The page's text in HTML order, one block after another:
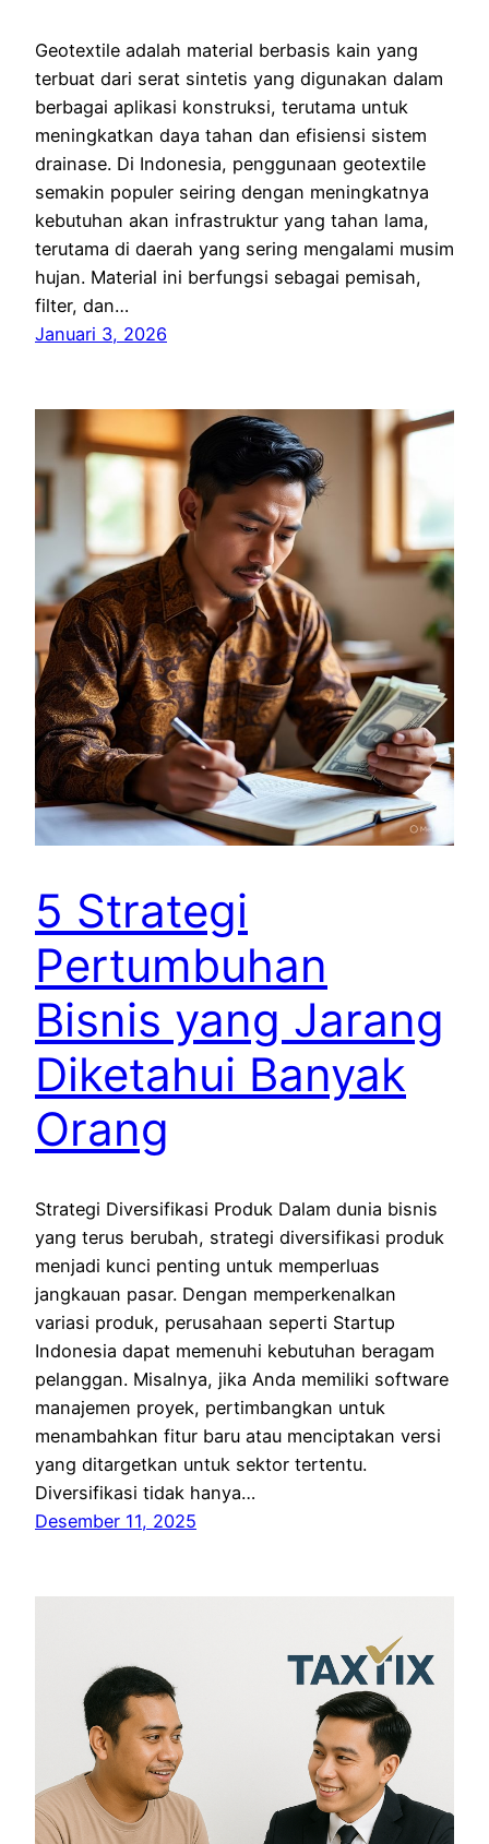
Geotextile adalah material berbasis kain yang
terbuat dari serat sintetis yang digunakan dalam
berbagai aplikasi konstruksi, terutama untuk
meningkatkan daya tahan dan efisiensi sistem
drainase. Di Indonesia, penggunaan geotextile
semakin populer seiring dengan meningkatnya
kebutuhan akan infrastruktur yang tahan lama,
terutama di daerah yang sering mengalami musim
hujan. Material ini berfungsi sebagai pemisah,
filter, dan…
Januari 3, 2026
5 Strategi
Pertumbuhan
Bisnis yang Jarang
Diketahui Banyak
Orang
Strategi Diversifikasi Produk Dalam dunia bisnis
yang terus berubah, strategi diversifikasi produk
menjadi kunci penting untuk memperluas
jangkauan pasar. Dengan memperkenalkan
variasi produk, perusahaan seperti Startup
Indonesia dapat memenuhi kebutuhan beragam
pelanggan. Misalnya, jika Anda memiliki software
manajemen proyek, pertimbangkan untuk
menambahkan fitur baru atau menciptakan versi
yang ditargetkan untuk sektor tertentu.
Diversifikasi tidak hanya…
Desember 11, 2025